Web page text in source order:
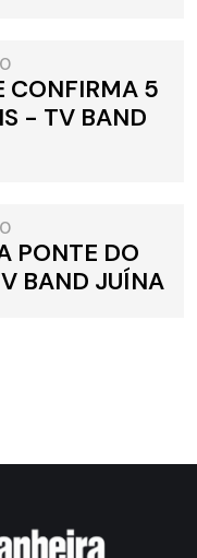
CONFIRMA 5
- TV BAND
PONTE DO
BAND JUÍNA